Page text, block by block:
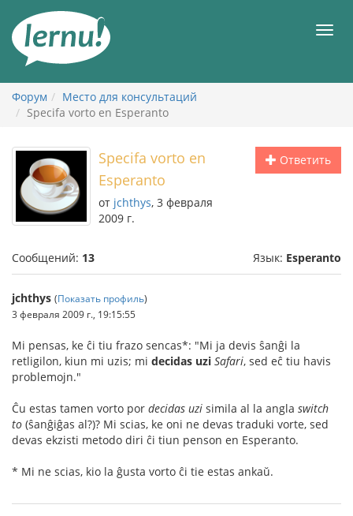
содержанию
Форум
Место для консультаций
Specifa vorto en Esperanto
Ответить
Specifa vorto en
Esperanto
от jchthys, 3 февраля
2009 г.
Сообщений: 13 Язык: Esperanto
jchthys (Показать профиль)
3 февраля 2009 г., 19:15:55
Mi pensas, ke ĉi tiu frazo sencas*: "Mi ja devis ŝanĝi la
retligilon, kiun mi uzis; mi decidas uzi Safari, sed eĉ tiu havis
problemojn."
Ĉu estas tamen vorto por decidas uzi simila al la angla switch
to (ŝanĝiĝas al?)? Mi scias, ke oni ne devas traduki vorte, sed
devas ekzisti metodo diri ĉi tiun penson en Esperanto.
* Mi ne scias, kio la ĝusta vorto ĉi tie estas ankaŭ.